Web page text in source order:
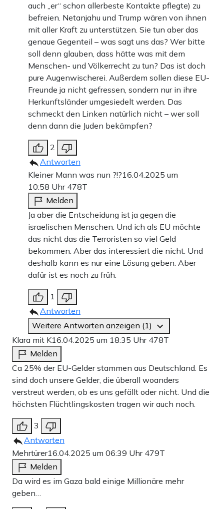
auch „er“ schon allerbeste Kontakte pflegte) zu
befreien. Netanjahu und Trump wären von ihnen
mit aller Kraft zu unterstützen. Sie tun aber das
genaue Gegenteil – was sagt uns das? Wer bitte
soll denn glauben, dass hätte was mit dem
Menschen- und Völkerrecht zu tun? Das ist doch
pure Augenwischerei. Außerdem sollen diese EU-
Freunde ja nicht gefressen, sondern nur in ihre
Herkunftsländer umgesiedelt werden. Das
schmeckt den Linken natürlich nicht – wer soll
denn dann die Juden bekämpfen?
2
Antworten
Kleiner Mann was nun ?!?16.04.2025 um
10:58 Uhr 478T
Melden
Ja aber die Entscheidung ist ja gegen die
israelischen Menschen. Und ich als EU möchte
das nicht das die Terroristen so viel Geld
bekommen. Aber das interessiert die nicht. Und
deshalb kann es nur eine Lösung geben. Aber
dafür ist es noch zu früh.
1
Antworten
Weitere Antworten anzeigen (1)
Klara mit K16.04.2025 um 18:35 Uhr 478T
Melden
Ca 25% der EU-Gelder stammen aus Deutschland. Es
sind doch unsere Gelder, die überall woanders
verstreut werden, ob es uns gefällt oder nicht. Und die
höchsten Flüchtlingskosten tragen wir auch noch.
3
Antworten
Mehrtürer16.04.2025 um 06:39 Uhr 479T
Melden
Da wird es im Gaza bald einige Millionäre mehr
geben…